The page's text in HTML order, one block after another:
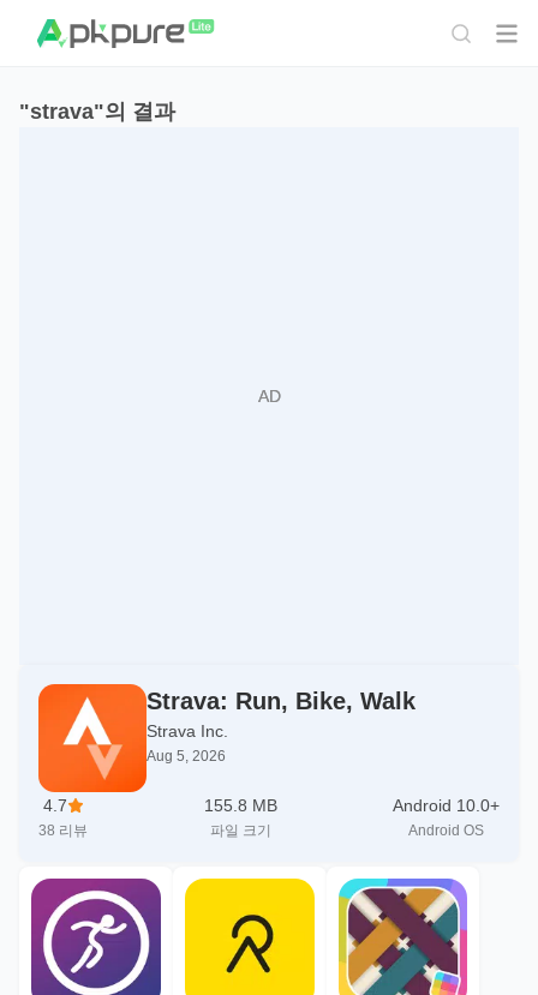
"strava"의 결과
Strava: Run, Bike, Walk
Strava Inc.
Aug 5, 2026
4.7
38 리뷰
155.8 MB
파일 크기
Android 10.0+
Android OS